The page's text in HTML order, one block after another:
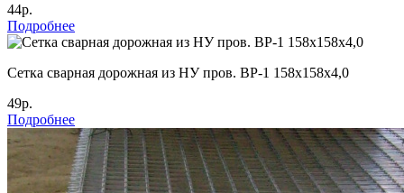
44р.
Подробнее
Cетка сварная дорожная из НУ пров. ВР-1 158х158х4,0
49р.
Подробнее